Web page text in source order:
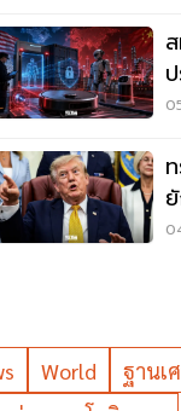
World ฐานเ